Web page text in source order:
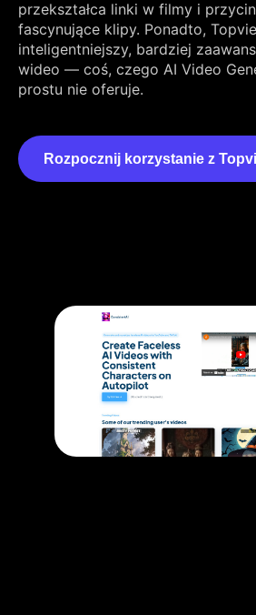
przekształca linki w filmy i
fascynujące klipy. Ponadto,
inteligentniejszy, bardziej
wideo — coś, czego AI Video
prostu nie oferuje.
Rozpocznij korzystanie z